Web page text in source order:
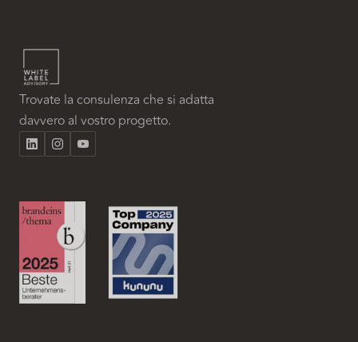
Trovate la consulenza che si adatta
davvero al vostro progetto.